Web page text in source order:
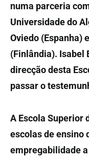
numa parceria
Universidade do
Oviedo (Espanha)
(Finlândia). Isabel
direcção desta
passar o
A Escola Superior
escolas de ensino
empregabilidade